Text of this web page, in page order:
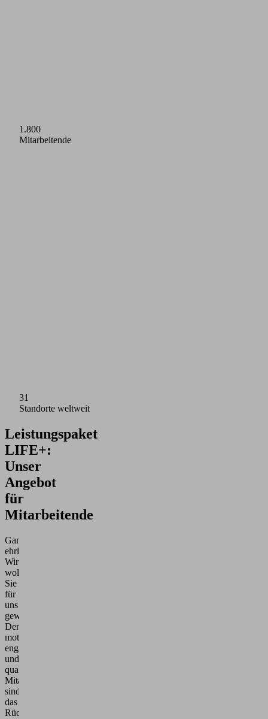
1.800
Mitarbeitende
31
Standorte weltweit
Leistungspaket
LIFE+:
Unser
Angebot
für
Mitarbeitende
Ganz
ehrlich:
Wir
wollen
Sie
für
uns
gewinnen.
Denn
motivierte,
engagierte
und
qualifizierte
Mitarbeitende
sind
das
Rückgrat